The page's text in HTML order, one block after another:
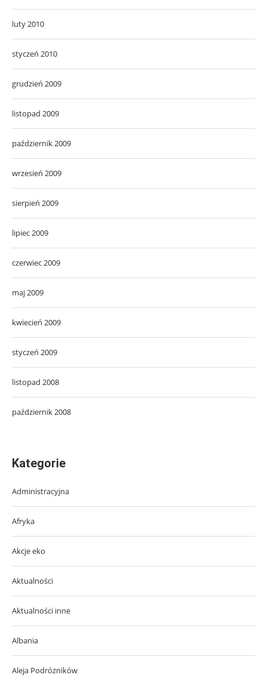
luty 2010
styczeń 2010
grudzień 2009
listopad 2009
październik 2009
wrzesień 2009
sierpień 2009
lipiec 2009
czerwiec 2009
maj 2009
kwiecień 2009
styczeń 2009
listopad 2008
październik 2008
Kategorie
Administracyjna
Afryka
Akcje eko
Aktualności
Aktualności inne
Albania
Aleja Podróżników